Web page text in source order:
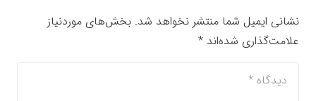
نشانی ایمیل شما منتشر نخواهد شد. بخش‌های موردنیاز
علامت‌گذاری شده‌اند *